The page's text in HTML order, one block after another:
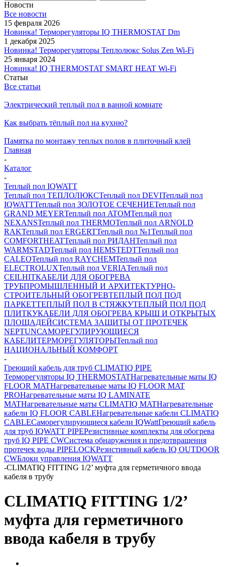
Новости
Все новости
15 февраля 2026
Новинка! Терморегуляторы IQ THERMOSTAT Dm
1 декабря 2025
Новинка! Терморегуляторы Теплолюкс Solus Zen Wi-Fi
25 января 2024
Новинка! IQ THERMOSTAT SMART HEAT Wi-Fi
Статьи
Все статьи
Электрический теплый пол в ванной комнате
Как выбрать тёплый пол на кухню?
Памятка по монтажу теплых полов в плиточный клей
Главная
-
Каталог
-
Теплый пол IQWATT
Теплый пол ТЕПЛОЛЮКСТеплый пол DEVIТеплый пол
IQWATTТеплый пол ЗОЛОТОЕ СЕЧЕНИЕТеплый пол
GRAND MEYERТеплый пол ATOMТеплый пол
NEXANSТеплый пол THERMOТеплый пол ARNOLD
RAKТеплый пол ERGERTТеплый пол №1Теплый пол
COMFORTHEATТеплый пол РИДАНТеплый пол
WARMSTADТеплый пол HEMSTEDTТеплый пол
CALEOТеплый пол RAYCHEMТеплый пол
ELECTROLUXТеплый пол VERIAТеплый пол
CEILHITКАБЕЛИ ДЛЯ ОБОГРЕВА
ТРУБПРОМЫШЛЕННЫЙ И АРХИТЕКТУРНО-
СТРОИТЕЛЬНЫЙ ОБОГРЕВТЕПЛЫЙ ПОЛ ПОД
ПАРКЕТТЕПЛЫЙ ПОЛ В СТЯЖКУТЕПЛЫЙ ПОЛ ПОД
ПЛИТКУКАБЕЛИ ДЛЯ ОБОГРЕВА КРЫШ И ОТКРЫТЫХ
ПЛОЩАДЕЙСИСТЕМА ЗАЩИТЫ ОТ ПРОТЕЧЕК
NEPTUNСАМОРЕГУЛИРУЮЩИЕСЯ
КАБЕЛИТЕРМОРЕГУЛЯТОРЫТеплый пол
НАЦИОНАЛЬНЫЙ КОМФОРТ
-
Греющий кабель для труб CLIMATIQ PIPE
Терморегуляторы IQ THERMOSTATНагревательные маты IQ
FLOOR MATНагревательные маты IQ FLOOR MAT
PROНагревательные маты IQ LAMINATE
MATНагревательные маты CLIMATIQ MATНагревательные
кабели IQ FLOOR CABLEНагревательные кабели CLIMATIQ
CABLEСаморегулирующиеся кабели IQWattГреющий кабель
для труб IQWATT PIPEРезистивные комплекты для обогрева
труб IQ PIPE CWСистема обнаружения и предотвращения
протечек воды PIPELOCKРезистивный кабель IQ OUTDOOR
CWБлоки управления IQWATT
-CLIMATIQ FITTING 1/2’ муфта для герметичного ввода
кабеля в трубу
CLIMATIQ FITTING 1/2’
муфта для герметичного
ввода кабеля в трубу